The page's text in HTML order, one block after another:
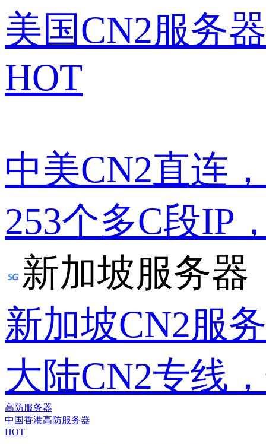
美国CN2服务器
HOT
中美CN2直连
253个多C段IP
新加坡服务器
新加坡CN2服
大陆CN2专线
高防服务器
中国香港高防服务器
HOT